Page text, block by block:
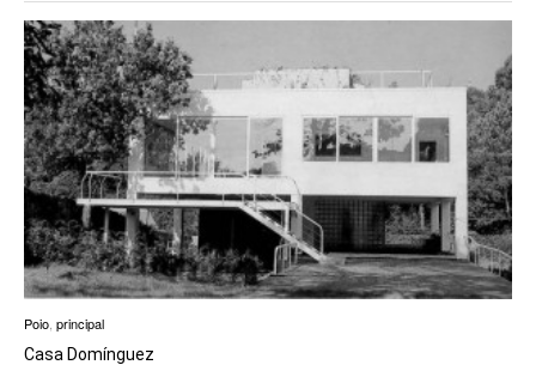
Poio, principal
Casa Domínguez